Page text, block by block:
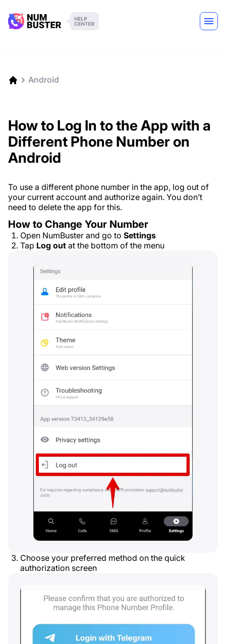
Android
How to Log In to the App with a
Different Phone Number on
Android
To use a different phone number in the app, log out of
your current account and authorize again. You don’t
need to delete the app for this.
How to Change Your Number
Open NumBuster and go to Settings
Tap Log out at the bottom of the menu
Choose your preferred method on the quick
authorization screen